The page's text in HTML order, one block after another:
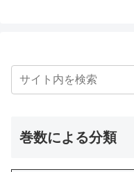
巻数による分類